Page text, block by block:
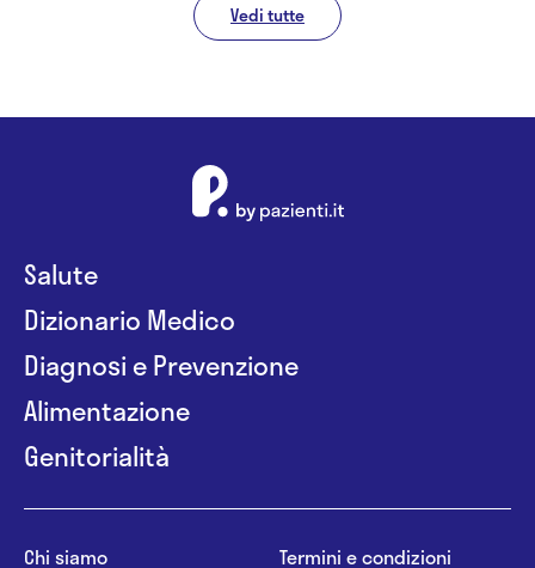
Vedi tutte
Salute
Dizionario Medico
Diagnosi e Prevenzione
Alimentazione
Genitorialità
Chi siamo
Termini e condizioni